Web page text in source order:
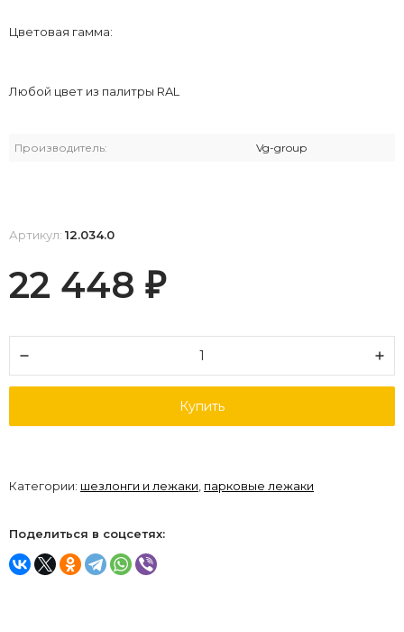
Цветовая гамма:
Любой цвет из палитры RAL
Производитель: Vg-group
Артикул: 12.034.0
22 448 ₽
Купить
Категории: шезлонги и лежаки, парковые лежаки
Поделиться в соцсетях: